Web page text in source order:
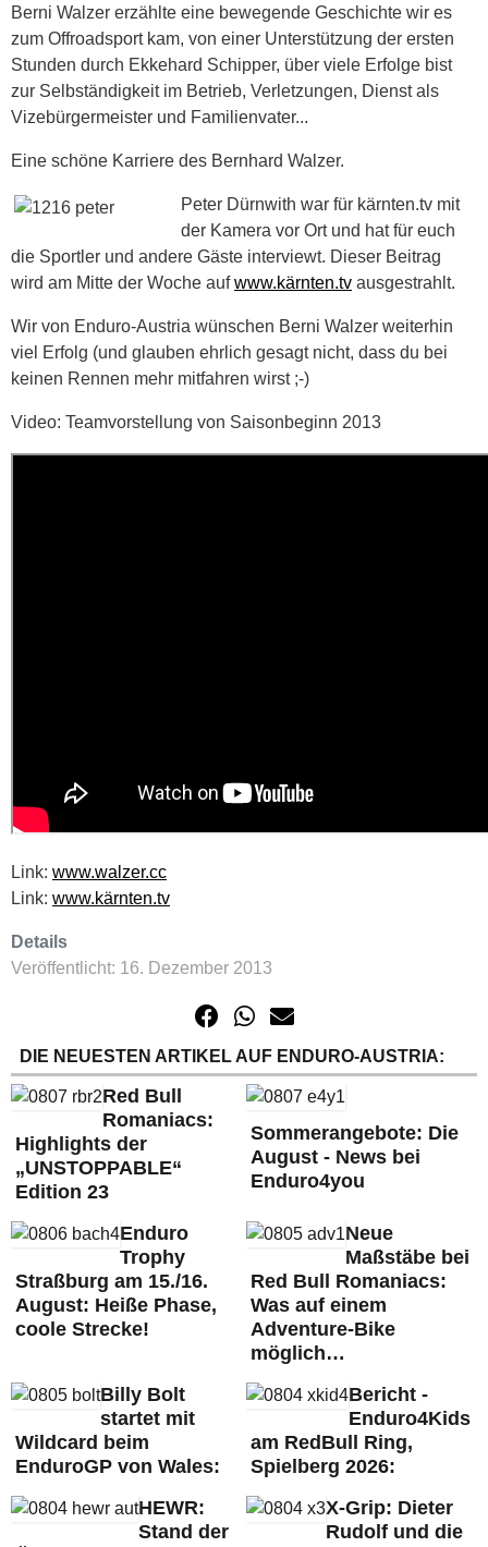
Berni Walzer erzählte eine bewegende Geschichte wir es
zum Offroadsport kam, von einer Unterstützung der ersten
Stunden durch Ekkehard Schipper, über viele Erfolge bist
zur Selbständigkeit im Betrieb, Verletzungen, Dienst als
Vizebürgermeister und Familienvater...
Eine schöne Karriere des Bernhard Walzer.
Peter Dürnwith war für kärnten.tv mit
der Kamera vor Ort und hat für euch
die Sportler und andere Gäste interviewt. Dieser Beitrag
wird am Mitte der Woche aufwww.kärnten.tv ausgestrahlt.
Wir von Enduro-Austria wünschen Berni Walzer weiterhin
viel Erfolg (und glauben ehrlich gesagt nicht, dass du bei
keinen Rennen mehr mitfahren wirst ;-)
Video: Teamvorstellung von Saisonbeginn 2013
Link: www.walzer.cc
Link: www.kärnten.tv
Details
Veröffentlicht: 16. Dezember 2013
DIE NEUESTEN ARTIKEL AUF ENDURO-AUSTRIA:
Red Bull
Romaniacs:
Highlights der
„UNSTOPPABLE“
Edition 23
Sommerangebote: Die
August - News bei
Enduro4you
Enduro
Trophy
Straßburg am 15./16.
August: Heiße Phase,
coole Strecke!
Neue
Maßstäbe bei
Red Bull Romaniacs:
Was auf einem
Adventure-Bike
möglich…
Billy Bolt
startet mit
Wildcard beim
EnduroGP von Wales:
Bericht -
Enduro4Kids
am RedBull Ring,
Spielberg 2026:
HEWR:
Stand der
X-Grip: Dieter
Rudolf und die